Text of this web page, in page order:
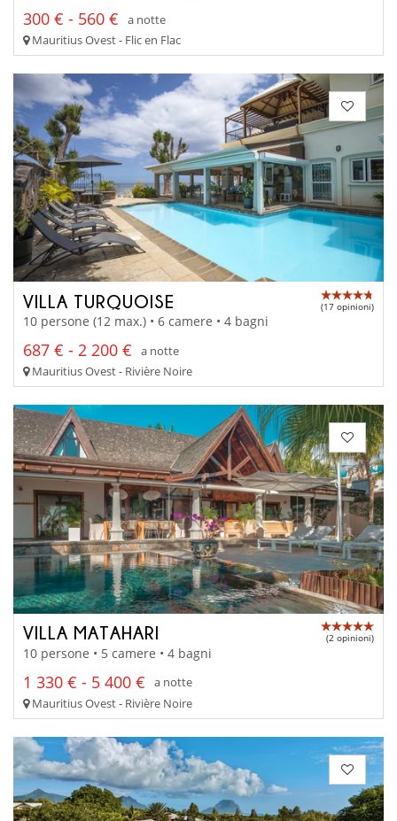
300 € - 560 €
a notte
Mauritius Ovest - Flic en Flac
VILLA TURQUOISE (17 opinioni)
10 persone (12 max.) • 6 camere • 4 bagni
687 € - 2 200 €
a notte
Mauritius Ovest - Rivière Noire
VILLA MATAHARI (2 opinioni)
10 persone • 5 camere • 4 bagni
1 330 € - 5 400 €
a notte
Mauritius Ovest - Rivière Noire